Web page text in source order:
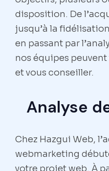
disposition. De
jusqu’à la
en passant par
nos équipes
et vous conseiller.
Analyse
Chez Hazgui Web,
webmarketing
votre projet web. À